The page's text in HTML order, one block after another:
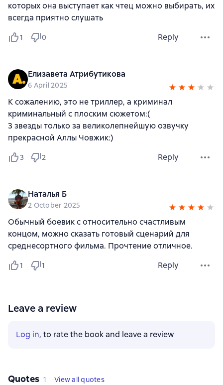
которых она выступает как чтец можно выбирать, их
всегда приятно слушать
1 0 Reply
Елизавета Атрибутикова
6 April 2025
К сожалению, это не триллер, а криминал
криминальный с плоским сюжетом:(
3 звезды только за великолепнейшую озвучку
прекрасной Аллы Човжик:)
3 2 Reply
Наталья Б
2 October 2025
Обычный боевик с относительно счастливым
концом, можно сказать готовый сценарий для
среднесортного фильма. Прочтение отличное.
1 1 Reply
Leave a review
Log in, to rate the book and leave a review
Quotes 1 View all quotes